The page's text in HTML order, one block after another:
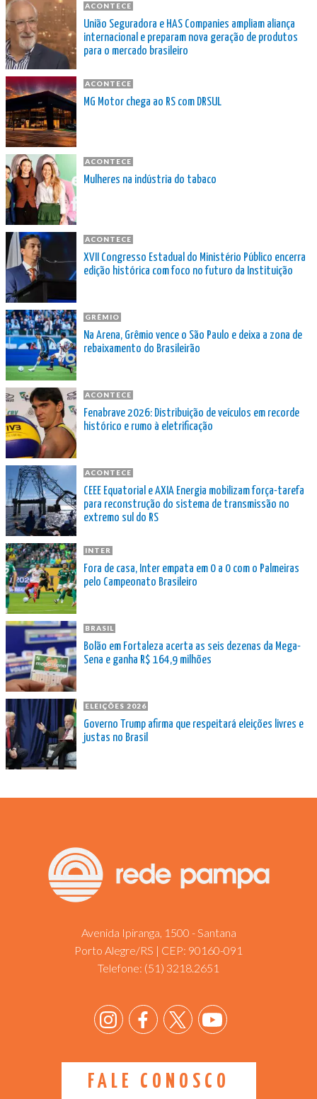
ACONTECE
União Seguradora e HAS Companies ampliam aliança
internacional e preparam nova geração de produtos
para o mercado brasileiro
ACONTECE
MG Motor chega ao RS com DRSUL
ACONTECE
Mulheres na indústria do tabaco
ACONTECE
XVII Congresso Estadual do Ministério Público encerra
edição histórica com foco no futuro da Instituição
GRÊMIO
Na Arena, Grêmio vence o São Paulo e deixa a zona de
rebaixamento do Brasileirão
ACONTECE
Fenabrave 2026: Distribuição de veículos em recorde
histórico e rumo à eletrificação
ACONTECE
CEEE Equatorial e AXIA Energia mobilizam força-tarefa
para reconstrução do sistema de transmissão no
extremo sul do RS
INTER
Fora de casa, Inter empata em 0 a 0 com o Palmeiras
pelo Campeonato Brasileiro
BRASIL
Bolão em Fortaleza acerta as seis dezenas da Mega-
Sena e ganha R$ 164,9 milhões
ELEIÇÕES 2026
Governo Trump afirma que respeitará eleições livres e
justas no Brasil
Avenida Ipiranga, 1500 - Santana
Porto Alegre/RS | CEP: 90160-091
Telefone: (51) 3218.2651
FALE CONOSCO